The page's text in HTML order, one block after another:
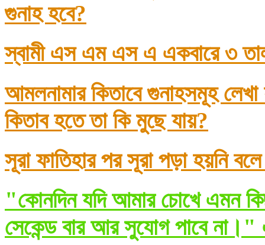
গুনাহ হবে?
স্বামী এস এম এস এ একবারে ৩
আমলনামার কিতাবে গুনাহসমূহ
কিতাব হতে তা কি মুছে যায়?
সূরা ফাতিহার পর সূরা পড়া হয়নি
"কোনদিন যদি আমার চোখে এমন
সেকেন্ড বার আর সুযোগ পাবে না।"